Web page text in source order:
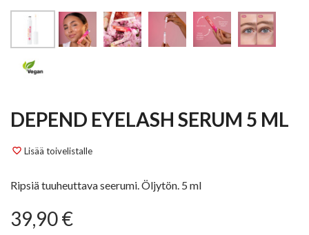
DEPEND EYELASH SERUM 5 ML
favorite_border Lisää toivelistalle
Ripsiä tuuheuttava seerumi. Öljytön. 5 ml
39,90 €